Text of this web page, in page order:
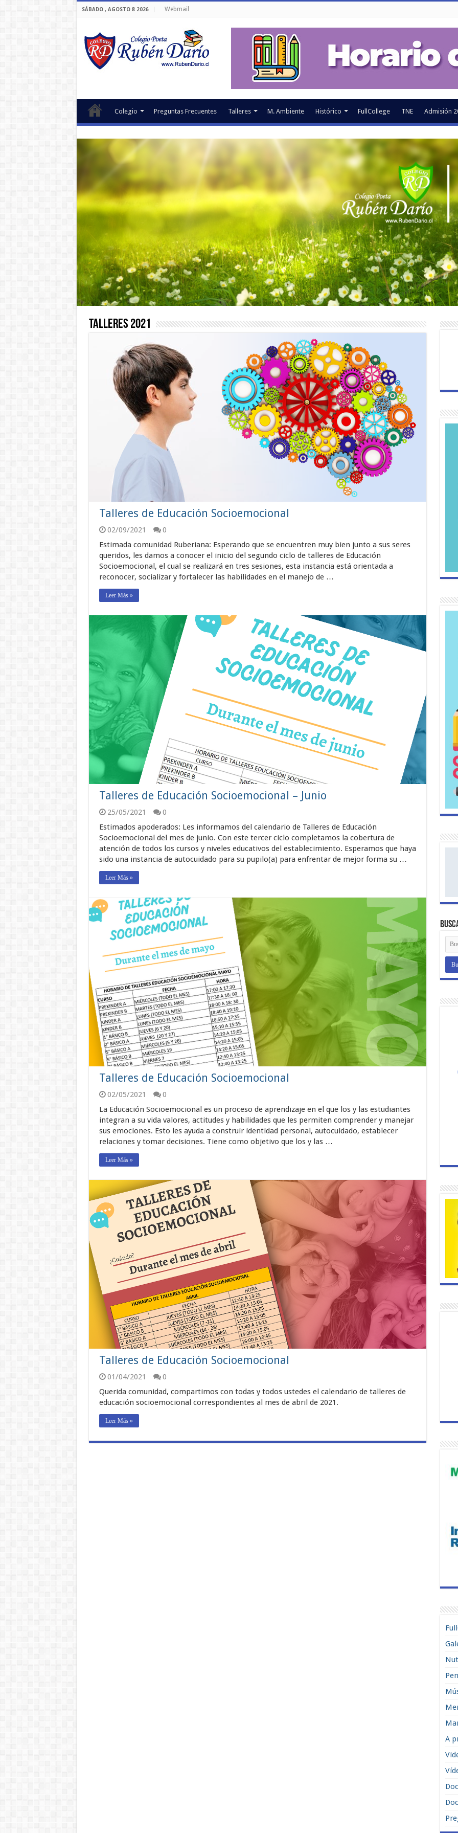
SÁBADO , AGOSTO 8 2026 Webmail
Colegio Preguntas Frecuentes Talleres M. Ambiente Histórico FullCollege TNE Admisión
Talleres 2021
Talleres de Educación Socioemocional
02/09/2021
0
Estimada comunidad Ruberiana: Esperando que se encuentren muy bien junto a sus seres
queridos, les damos a conocer el inicio del segundo ciclo de talleres de Educación
Socioemocional, el cual se realizará en tres sesiones, esta instancia está orientada a
reconocer, socializar y fortalecer las habilidades en el manejo de …
Leer Más »
Talleres de Educación Socioemocional – Junio
25/05/2021
0
Estimados apoderados: Les informamos del calendario de Talleres de Educación
Socioemocional del mes de junio. Con este tercer ciclo completamos la cobertura de
atención de todos los cursos y niveles educativos del establecimiento. Esperamos que haya
sido una instancia de autocuidado para su pupilo(a) para enfrentar de mejor forma su …
Leer Más »
Talleres de Educación Socioemocional
02/05/2021
0
La Educación Socioemocional es un proceso de aprendizaje en el que los y las estudiantes
integran a su vida valores, actitudes y habilidades que les permiten comprender y manejar
sus emociones. Esto les ayuda a construir identidad personal, autocuidado, establecer
relaciones y tomar decisiones. Tiene como objetivo que los y las …
Leer Más »
Talleres de Educación Socioemocional
01/04/2021
0
Querida comunidad, compartimos con todas y todos ustedes el calendario de talleres de
educación socioemocional correspondientes al mes de abril de 2021.
Leer Más »
A